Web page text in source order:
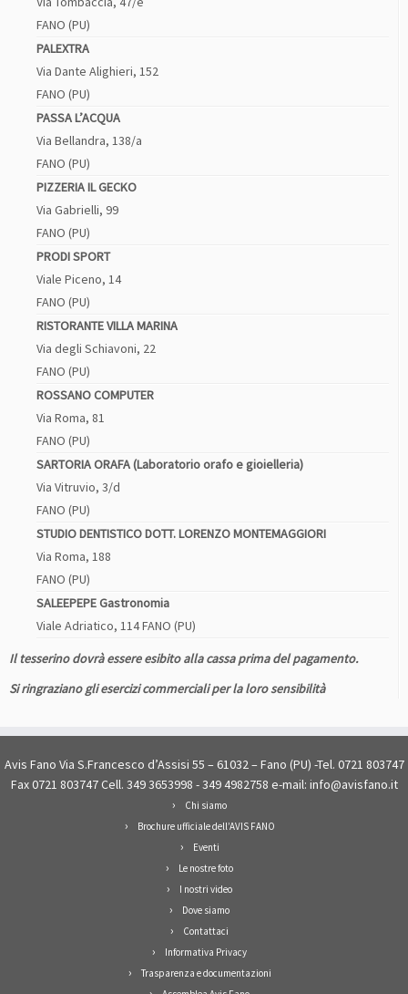
FANO (PU)
PALEXTRA
Via Dante Alighieri, 152
FANO (PU)
PASSA L’ACQUA
Via Bellandra, 138/a
FANO (PU)
PIZZERIA IL GECKO
Via Gabrielli, 99
FANO (PU)
PRODI SPORT
Viale Piceno, 14
FANO (PU)
RISTORANTE VILLA MARINA
Via degli Schiavoni, 22
FANO (PU)
ROSSANO COMPUTER
Via Roma, 81
FANO (PU)
SARTORIA ORAFA (Laboratorio orafo e gioielleria)
Via Vitruvio, 3/d
FANO (PU)
STUDIO DENTISTICO DOTT. LORENZO MONTEMAGGIORI
Via Roma, 188
FANO (PU)
SALEEPEPE Gastronomia
Viale Adriatico, 114 FANO (PU)
Il tesserino dovrà essere esibito alla cassa prima del pagamento.
Si ringraziano gli esercizi commerciali per la loro sensibilità
Avis Fano Via S.Francesco d’Assisi 55 – 61032 – Fano (PU) -Tel. 0721 803747
Fax 0721 803747 Cell. 349 3653998 - 349 4982758 e-mail: info@avisfano.it
Chi siamo
Brochure ufficiale dell’AVIS FANO
Eventi
Le nostre foto
I nostri video
Dove siamo
Contattaci
Informativa Privacy
Trasparenza e documentazioni